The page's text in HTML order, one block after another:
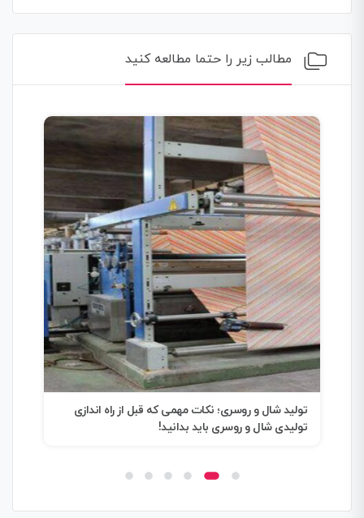
مطالب زیر را حتما مطالعه کنید
تولید شال و روسری؛ نکات مهمی که قبل از راه اندازی
تولیدی شال و روسری باید بدانید!